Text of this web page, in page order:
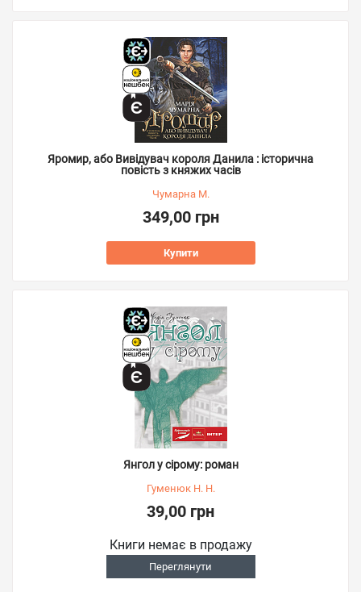
Яромир, або Вивідувач короля Данила : історична
повість з княжих часів
Чумарна М.
349,00 грн
Купити
Янгол у сірому: роман
Гуменюк Н. Н.
39,00 грн
Книги немає в продажу
Переглянути